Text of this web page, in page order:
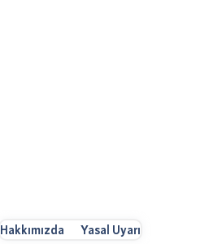
Hakkımızda Yasal Uyarı